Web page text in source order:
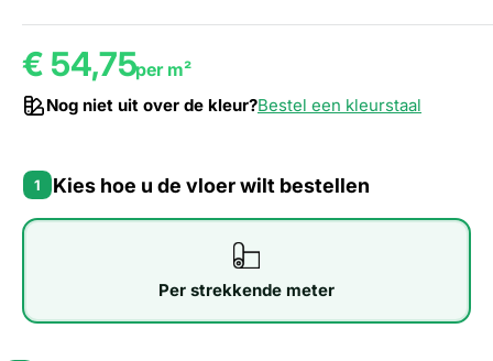
€ 54,75per m²
Nog niet uit over de kleur?Bestel een kleurstaal
1 Kies hoe u de vloer wilt bestellen
Per strekkende meter